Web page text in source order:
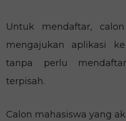
Untuk mendaftar,
mengajukan aplikasi
tanpa perlu
terpisah.
Calon mahasiswa yang